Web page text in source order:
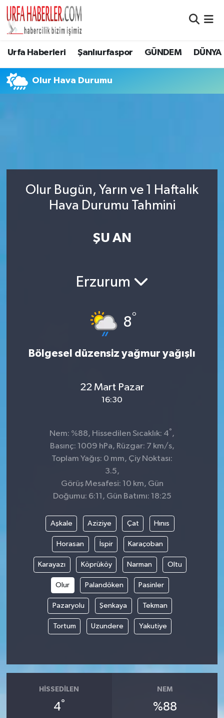
Urfa Haberleri Şanlıurfaspor GÜNDEM DÜNYA
Olur Hava Durumu
Olur Bugün, Yarın ve 1 Haftalık
Hava Durumu Tahmini
ŞU AN
Erzurum
8°
Bölgesel düzensiz yağmur yağışlı
22 Mart Pazar
16:30
Nem: %88, Hissedilen Sıcaklık: 4°,
Basınç: 1009 hPa, Rüzgar: 7 km/s,
Toplam Yağış: 0 mm, Çiy Noktası:
3.5,
Görüş Mesafesi: 10 km, Gün
Doğumu: 6:11, Gün Batımı: 18:25
Aşkale Aziziye Çat Hınıs
Horasan İspir Karaçoban
Karayazı Köprüköy Narman Oltu
Olur Palandöken Pasinler
Pazaryolu Şenkaya Tekman
Tortum Uzundere Yakutiye
HISSEDILEN
4°
NEM
%88
Şanlıurfa Nöbetçi Eczaneler
Son Dakika Haberleri